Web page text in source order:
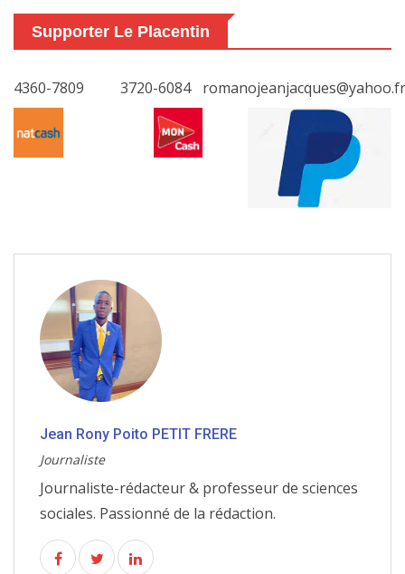
Supporter Le Placentin
4360-7809 3720-6084 romanojeanjacques@yahoo.fr
Jean Rony Poito PETIT FRERE
Journaliste
Journaliste-rédacteur & professeur de sciences
sociales. Passionné de la rédaction.